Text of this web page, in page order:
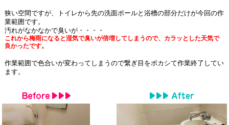
狭い空間ですが、トイレから先の洗面ボールと浴槽の部分だけが今回の作
業範囲です。
汚れがなかなかで臭いが・・・・
これから梅雨になると湿気で臭いが倍増してしまうので、カラッとした天気で
良かったです。
作業範囲で色合いが変わってしまうので繋ぎ目をボカシて作業終了してい
ます。